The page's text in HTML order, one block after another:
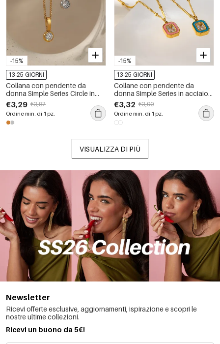
-15%
13-25 GIORNI
Collana con pendente da
donna Simple Series Circle in
acciaio inossidabile
impermeabile con zirconi
€3,29 €3,87
Ordine min. di 1 pz.
-15%
13-25 GIORNI
Collane con pendente da
donna Simple Series in acciaio
inossidabile smaltato e zirconi,
impermeabili.
€3,32 €3,90
Ordine min. di 1 pz.
VISUALIZZA DI PIÙ
Newsletter
Ricevi offerte esclusive, aggiornamenti, ispirazione e scopri le
nostre ultime collezioni.
Ricevi un buono da 5€!